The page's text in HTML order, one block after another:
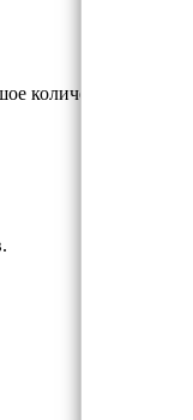
количество кальция.